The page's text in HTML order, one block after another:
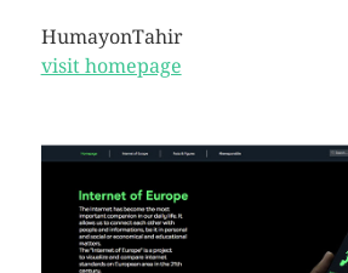
HumayonTahir
visit homepage